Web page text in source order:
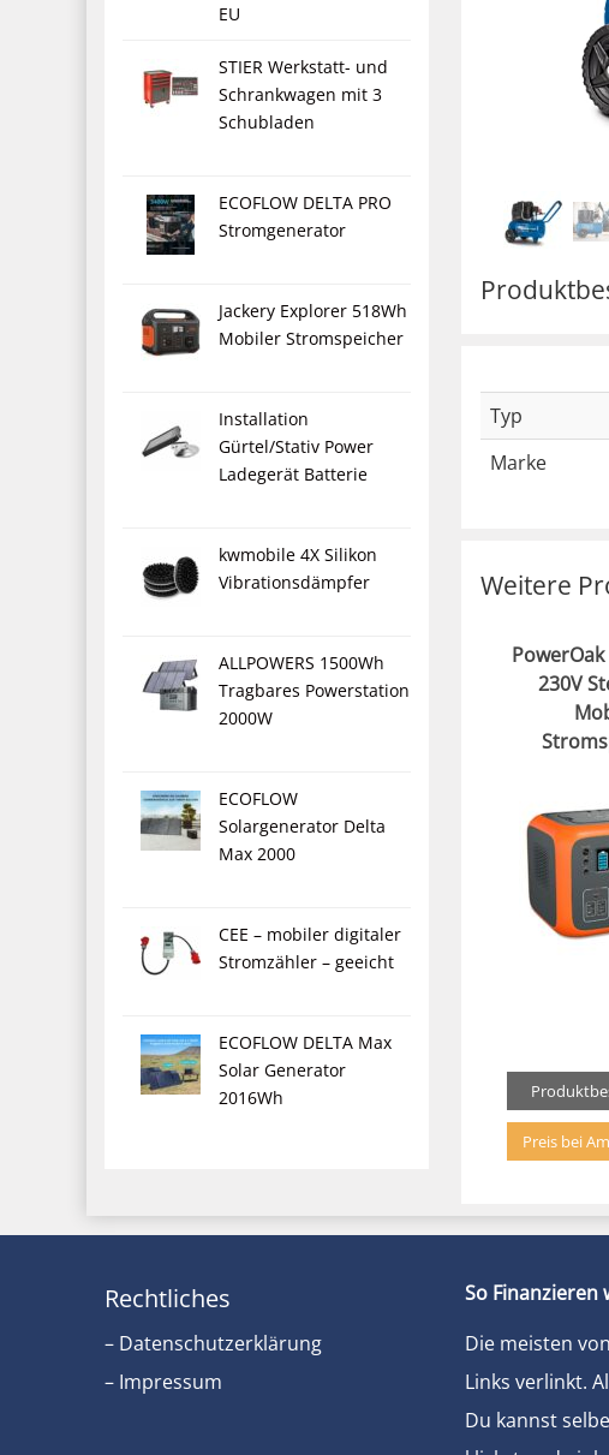
EU
STIER Werkstatt- und
Schrankwagen mit 3
Schubladen
ECOFLOW DELTA PRO
Stromgenerator
Jackery Explorer 518Wh
Mobiler Stromspeicher
Installation
Gürtel/Stativ Power
Ladegerät Batterie
kwmobile 4X Silikon
Vibrationsdämpfer
ALLPOWERS 1500Wh
Tragbares Powerstation
2000W
ECOFLOW
Solargenerator Delta
Max 2000
CEE – mobiler digitaler
Stromzähler – geeicht
ECOFLOW DELTA Max
Solar Generator
2016Wh
Typ
Marke
Weitere
230V
Preis bei
Rechtliches
– Datenschutzerklärung
– Impressum
So Finanzieren
Die meisten
Links verlinkt.
Du kannst